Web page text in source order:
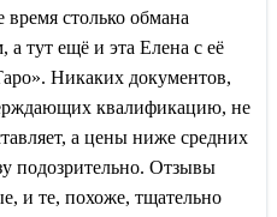
столько обмана
а тут ещё и эта Елена с её
Никаких документов,
квалификацию, не
а цены ниже средних
подозрительно. Отзывы
и те, похоже, тщательно